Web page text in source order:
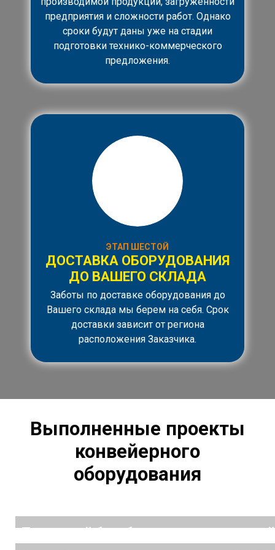
предприятия и сложности работ. Однако
сроки будут даны уже на стадии
подготовки технико-коммерческого
предложения.
ЭТАП ШЕСТОЙ
ДОСТАВКА ОБОРУДОВАНИЯ
ДО ВАШЕГО СКЛАДА
Заботы по доставке оборудования до
Вашего склада мы берем на себя. Срок
доставки зависит от региона
расположения Заказчика.
Выполненные проекты
конвейерного
оборудования
Приводной барабан ленточного